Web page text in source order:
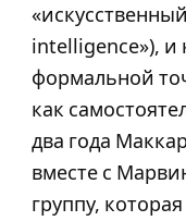
intelligence»), и
формальной
как
два года
вместе с
группу,